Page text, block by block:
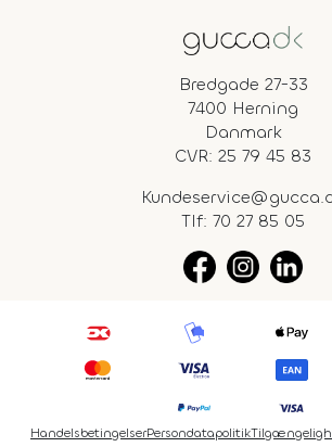
Bredgade 27-33
7400 Herning
Danmark
CVR: 25 79 45 83
Tlf: 70 27 85 05
HandelsbetingelserPersondatapolitik